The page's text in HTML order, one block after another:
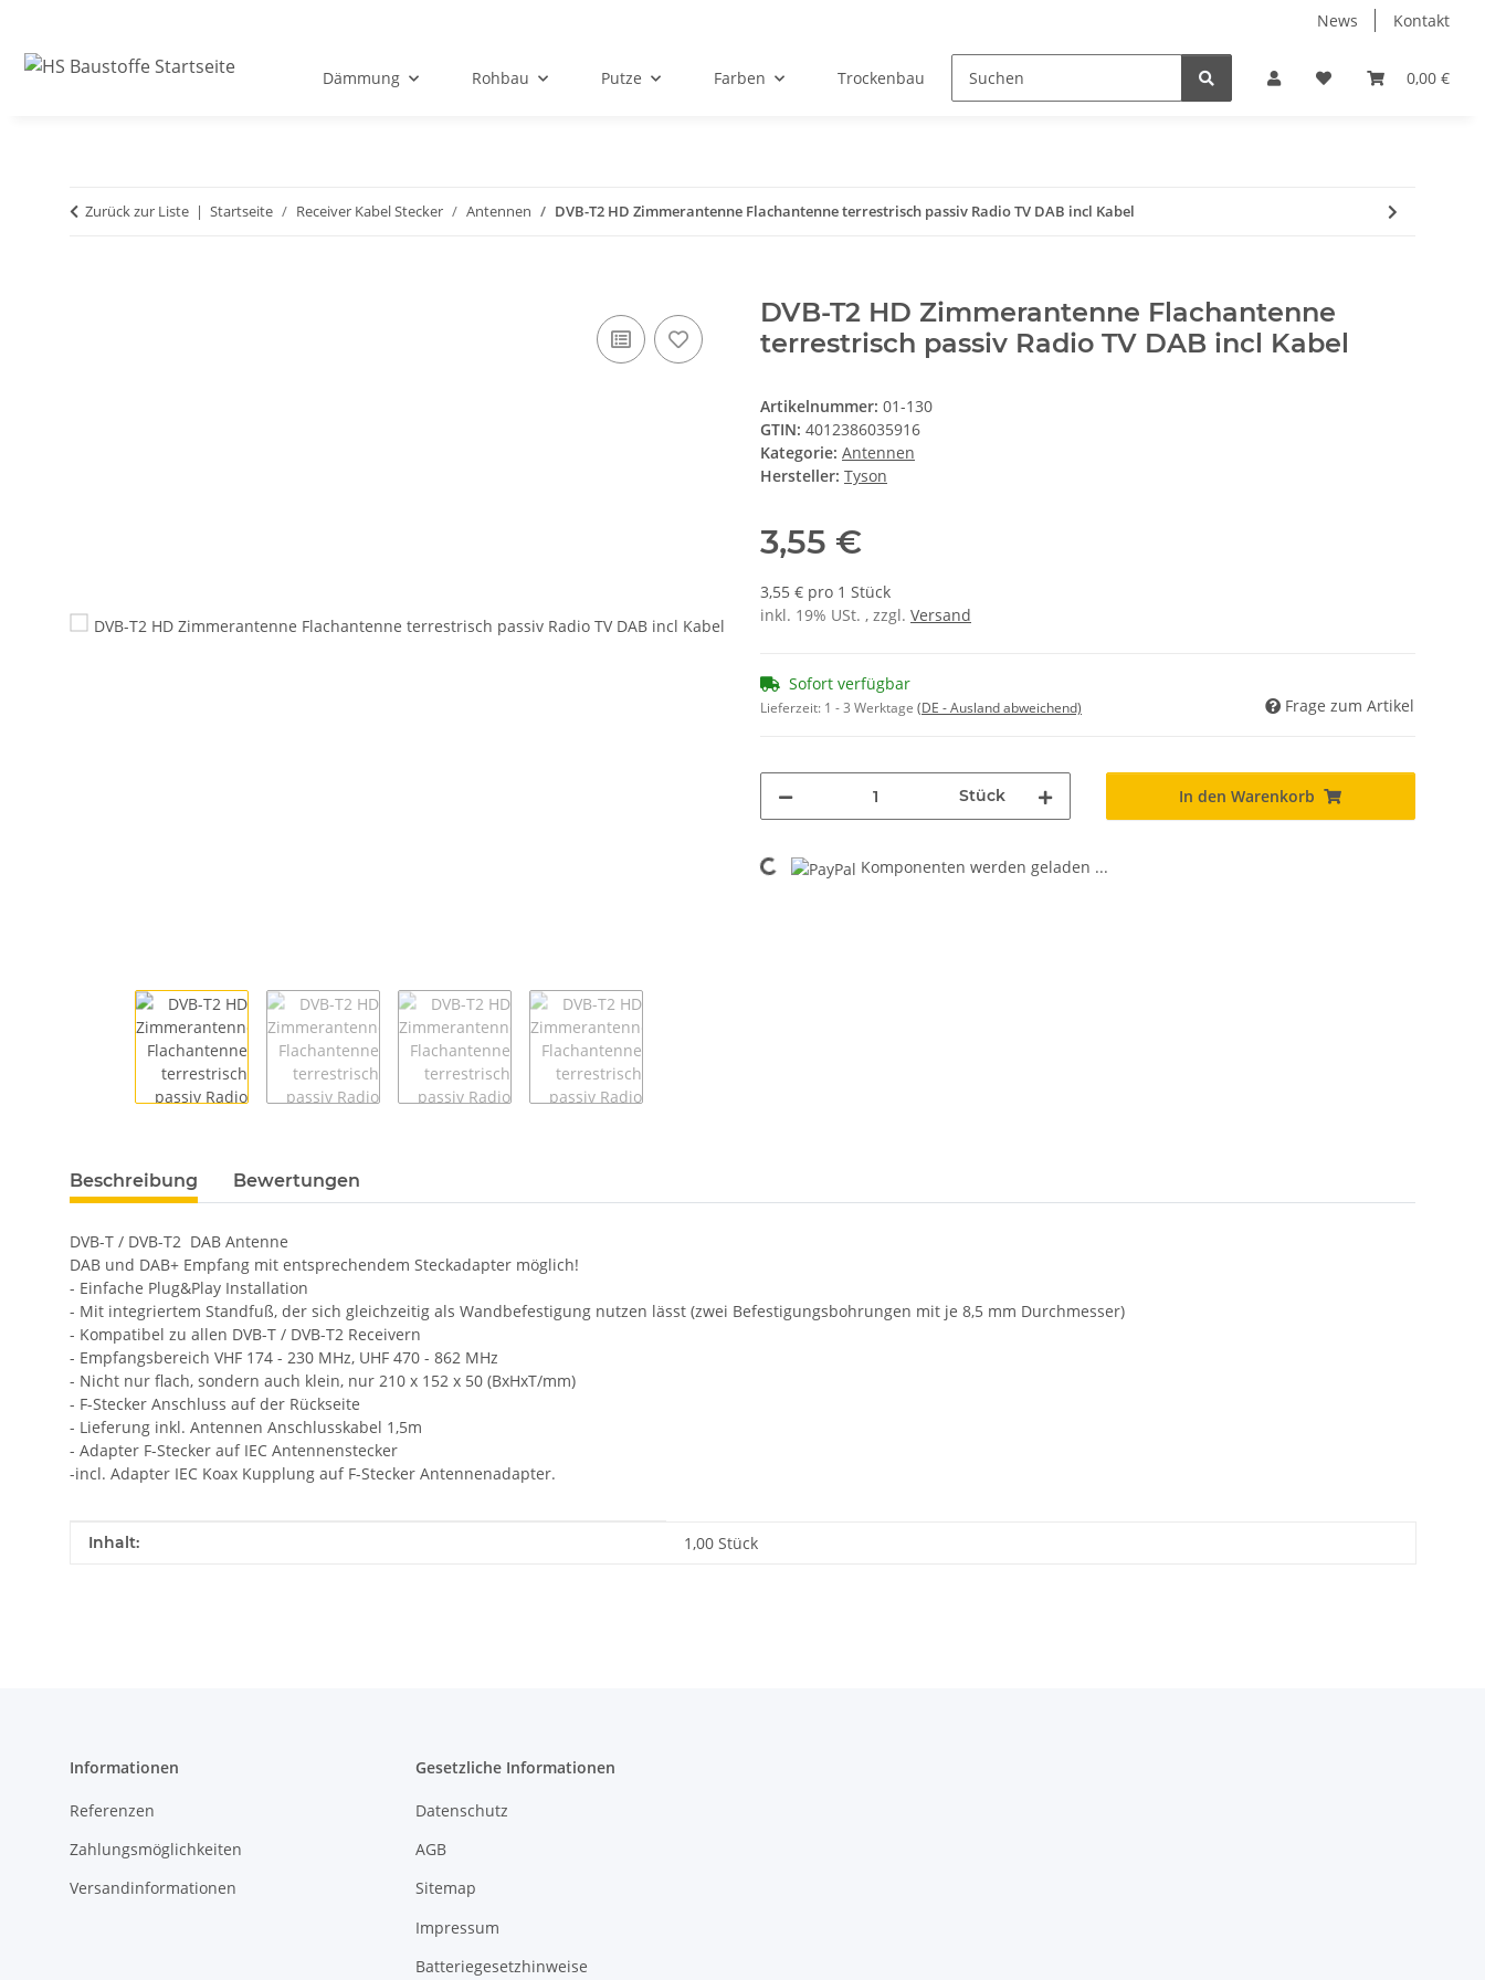
News Kontakt
0,00 €
Dämmung Rohbau Putze Farben Trockenbau Werkzeuge Fliesen Zubehör Receiver Kabel
Zurück zur Liste Startseite Receiver Kabel Stecker Antennen DVB-T2 HD Zimmerantenne Flachantenne terrestrisch passiv Radio TV DAB incl Kabel
DVB-T2 HD Zimmerantenne Flachantenne
terrestrisch passiv Radio TV DAB incl Kabel
Artikelnummer: 01-130
GTIN: 4012386035916
Kategorie: Antennen
Hersteller: Tyson
3,55 €
3,55 € pro 1 Stück
inkl. 19% USt. , zzgl. Versand
Sofort verfügbar
Lieferzeit: 1 - 3 Werktage (DE - Ausland abweichend) Frage zum Artikel
Stück In den Warenkorb
Loading... Komponenten werden geladen ...
weitere Registerkarten anzeigen
Beschreibung Bewertungen
DVB-T / DVB-T2 DAB Antenne
DAB und DAB+ Empfang mit entsprechendem Steckadapter möglich!
- Einfache Plug&Play Installation
- Mit integriertem Standfuß, der sich gleichzeitig als Wandbefestigung nutzen lässt (zwei Befestigungsbohrungen mit je 8,5 mm Durchmesser)
- Kompatibel zu allen DVB-T / DVB-T2 Receivern
- Empfangsbereich VHF 174 - 230 MHz, UHF 470 - 862 MHz
- Nicht nur flach, sondern auch klein, nur 210 x 152 x 50 (BxHxT/mm)
- F-Stecker Anschluss auf der Rückseite
- Lieferung inkl. Antennen Anschlusskabel 1,5m
- Adapter F-Stecker auf IEC Antennenstecker
-incl. Adapter IEC Koax Kupplung auf F-Stecker Antennenadapter.
Produkteigenschaft
Wert
Inhalt: 1,00 Stück
Informationen
Referenzen
Zahlungsmöglichkeiten
Versandinformationen
Gesetzliche Informationen
Datenschutz
AGB
Sitemap
Impressum
Batteriegesetzhinweise